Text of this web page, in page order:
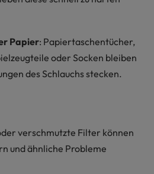
Papier: Papiertaschentücher,
oder Socken bleiben
des Schlauchs stecken.
verschmutzte Filter können
und ähnliche Probleme